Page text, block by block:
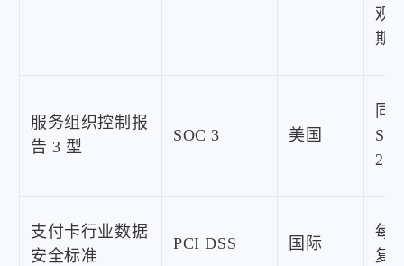
观
期
服务组织控制报
告 3 型
SOC 3 美国
同
2
支付卡行业数据
安全标准
PCI DSS 国际
每
复